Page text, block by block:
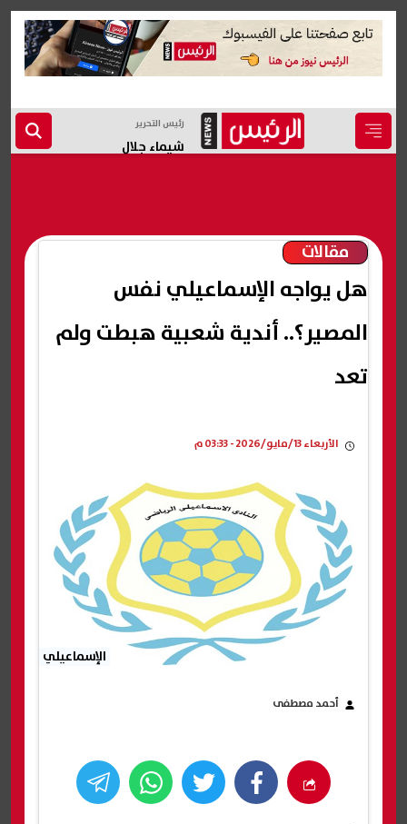
رئيس التحرير
شيماء جلال
مقالات
هل يواجه الإسماعيلي نفس
المصير؟.. أندية شعبية هبطت ولم
تعد
الأربعاء 13/مايو/2026 - 03:33 م
الإسماعيلي
أحمد مصطفى